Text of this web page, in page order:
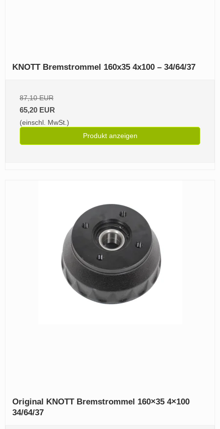
KNOTT Bremstrommel 160x35 4x100 – 34/64/37
87,10 EUR
65,20 EUR
(einschl. MwSt.)
Produkt anzeigen
Original KNOTT Bremstrommel 160×35 4×100
34/64/37